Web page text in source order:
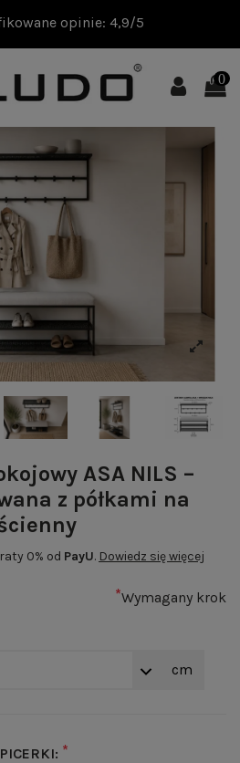
produktów
0
ASA NILS –
z półkami na
0% od PayU. Dowiedz się więcej
*Wymagany krok
cm
*